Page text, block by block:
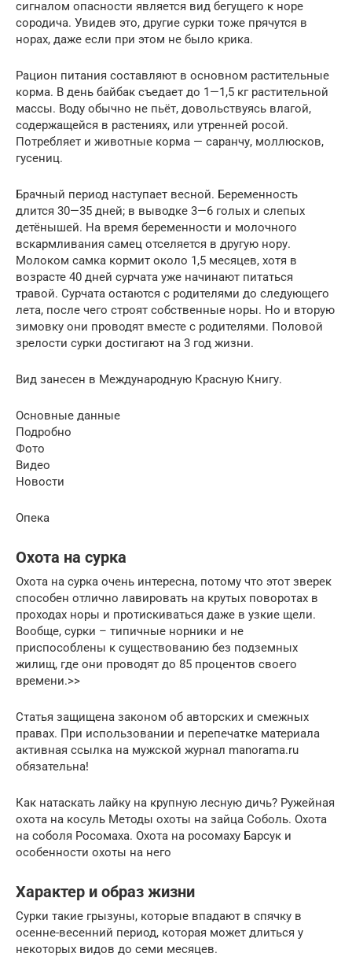
сигналом опасности является вид бегущего к норе
сородича. Увидев это, другие сурки тоже прячутся в
норах, даже если при этом не было крика.
Рацион питания составляют в основном растительные
корма. В день байбак съедает до 1—1,5 кг растительной
массы. Воду обычно не пьёт, довольствуясь влагой,
содержащейся в растениях, или утренней росой.
Потребляет и животные корма — саранчу, моллюсков,
гусениц.
Брачный период наступает весной. Беременность
длится 30—35 дней; в выводке 3—6 голых и слепых
детёнышей. На время беременности и молочного
вскармливания самец отселяется в другую нору.
Молоком самка кормит около 1,5 месяцев, хотя в
возрасте 40 дней сурчата уже начинают питаться
травой. Сурчата остаются с родителями до следующего
лета, после чего строят собственные норы. Но и вторую
зимовку они проводят вместе с родителями. Половой
зрелости сурки достигают на 3 год жизни.
Вид занесен в Международную Красную Книгу.
Основные данные
Подробно
Фото
Видео
Новости
Опека
Охота на сурка
Охота на сурка очень интересна, потому что этот зверек
способен отлично лавировать на крутых поворотах в
проходах норы и протискиваться даже в узкие щели.
Вообще, сурки – типичные норники и не
приспособлены к существованию без подземных
жилищ, где они проводят до 85 процентов своего
времени.>>
Статья защищена законом об авторских и смежных
правах. При использовании и перепечатке материала
активная ссылка на мужской журнал manorama.ru
обязательна!
Как натаскать лайку на крупную лесную дичь? Ружейная
охота на косуль Методы охоты на зайца Соболь. Охота
на соболя Росомаха. Охота на росомаху Барсук и
особенности охоты на него
Характер и образ жизни
Сурки такие грызуны, которые впадают в спячку в
осенне-весенний период, которая может длиться у
некоторых видов до семи месяцев.